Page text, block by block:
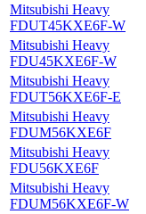
Mitsubishi Heavy
FDUT45KXE6F-W
Mitsubishi Heavy
FDU45KXE6F-W
Mitsubishi Heavy
FDUT56KXE6F-E
Mitsubishi Heavy
FDUM56KXE6F
Mitsubishi Heavy
FDU56KXE6F
Mitsubishi Heavy
FDUM56KXE6F-W